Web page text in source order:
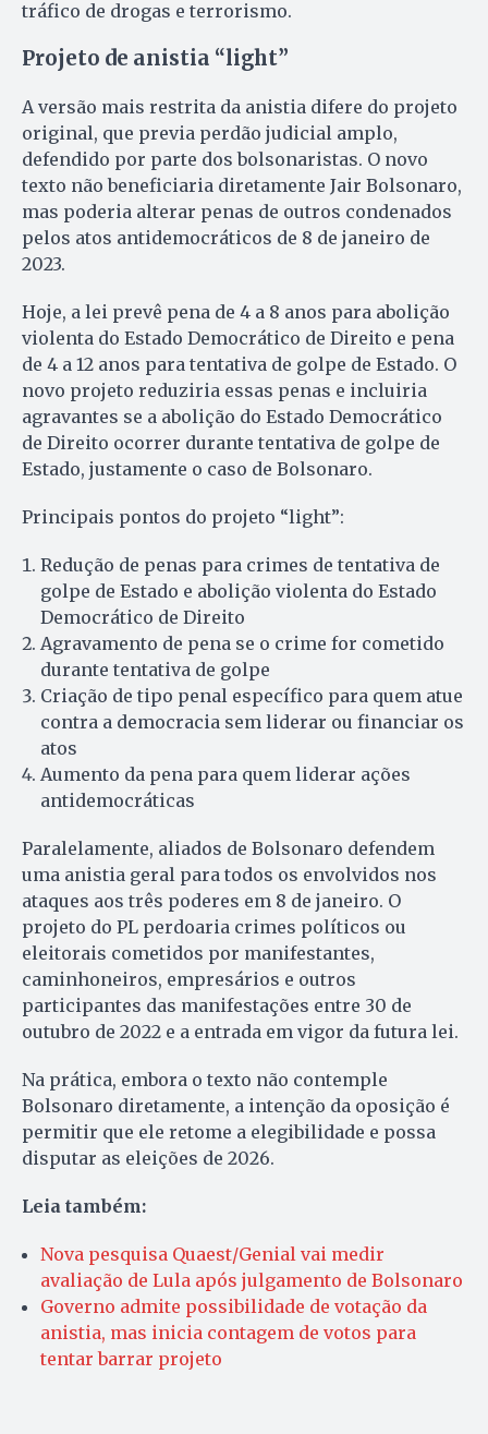
tráfico de drogas e terrorismo.
Projeto de anistia “light”
A versão mais restrita da anistia difere do projeto
original, que previa perdão judicial amplo,
defendido por parte dos bolsonaristas. O novo
texto não beneficiaria diretamente Jair Bolsonaro,
mas poderia alterar penas de outros condenados
pelos atos antidemocráticos de 8 de janeiro de
2023.
Hoje, a lei prevê pena de 4 a 8 anos para abolição
violenta do Estado Democrático de Direito e pena
de 4 a 12 anos para tentativa de golpe de Estado. O
novo projeto reduziria essas penas e incluiria
agravantes se a abolição do Estado Democrático
de Direito ocorrer durante tentativa de golpe de
Estado, justamente o caso de Bolsonaro.
Principais pontos do projeto “light”:
Redução de penas para crimes de tentativa de
golpe de Estado e abolição violenta do Estado
Democrático de Direito
Agravamento de pena se o crime for cometido
durante tentativa de golpe
Criação de tipo penal específico para quem atue
contra a democracia sem liderar ou financiar os
atos
Aumento da pena para quem liderar ações
antidemocráticas
Paralelamente, aliados de Bolsonaro defendem
uma anistia geral para todos os envolvidos nos
ataques aos três poderes em 8 de janeiro. O
projeto do PL perdoaria crimes políticos ou
eleitorais cometidos por manifestantes,
caminhoneiros, empresários e outros
participantes das manifestações entre 30 de
outubro de 2022 e a entrada em vigor da futura lei.
Na prática, embora o texto não contemple
Bolsonaro diretamente, a intenção da oposição é
permitir que ele retome a elegibilidade e possa
disputar as eleições de 2026.
Leia também:
Nova pesquisa Quaest/Genial vai medir
avaliação de Lula após julgamento de Bolsonaro
Governo admite possibilidade de votação da
anistia, mas inicia contagem de votos para
tentar barrar projeto